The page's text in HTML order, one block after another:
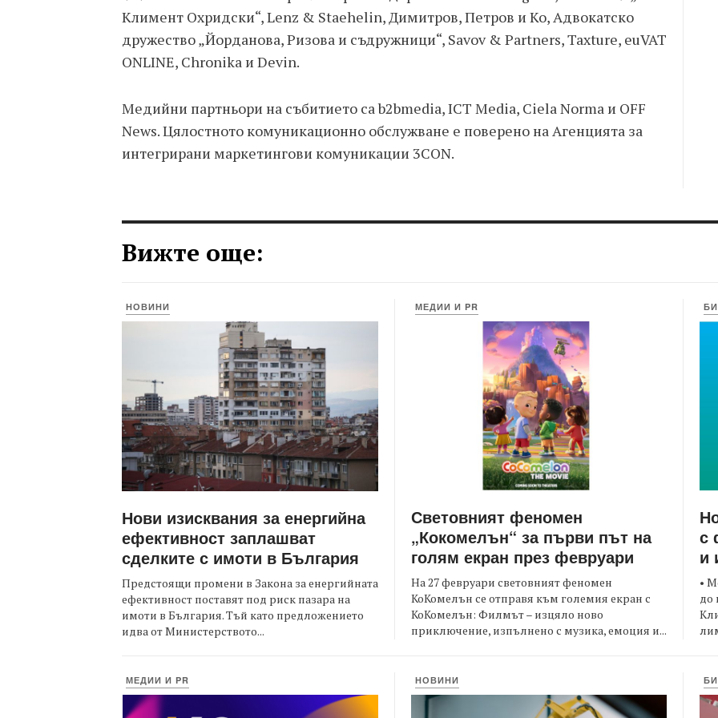
Климент Охридски“, Lenz & Staehelin, Димитров, Петров и Ко, Адвокатско
дружество „Йорданова, Ризова и съдружници“, Savov & Partners, Taxture, euVAT
ONLINE, Chronika и Devin.
Медийни партньори на събитието са b2bmedia, ICT Media, Ciela Norma и OFF
News. Цялостното комуникационно обслужване е поверено на Агенцията за
интегрирани маркетингови комуникации 3CON.
Вижте още:
НОВИНИ
Нови изисквания за енергийна
ефективност заплашват
сделките с имоти в България
Предстоящи промени в Закона за енергийната
ефективност поставят под риск пазара на
имоти в България. Тъй като предложението
идва от Министерството...
МЕДИИ И PR
Световният феномен
„Кокомелън“ за първи път на
голям екран през февруари
На 27 февруари световният феномен
КоКомелън се отправя към големия екран с
КоКомелън: Филмът – изцяло ново
приключение, изпълнено с музика, емоция и...
с
и
•
до
МЕДИИ И PR НОВИНИ